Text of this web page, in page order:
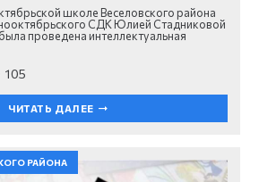
школе Веселовского района
СДК Юлией Стадниковой
проведена интеллектуальная
105
ЧИТАТЬ ДАЛЕЕ
РАЙОНА